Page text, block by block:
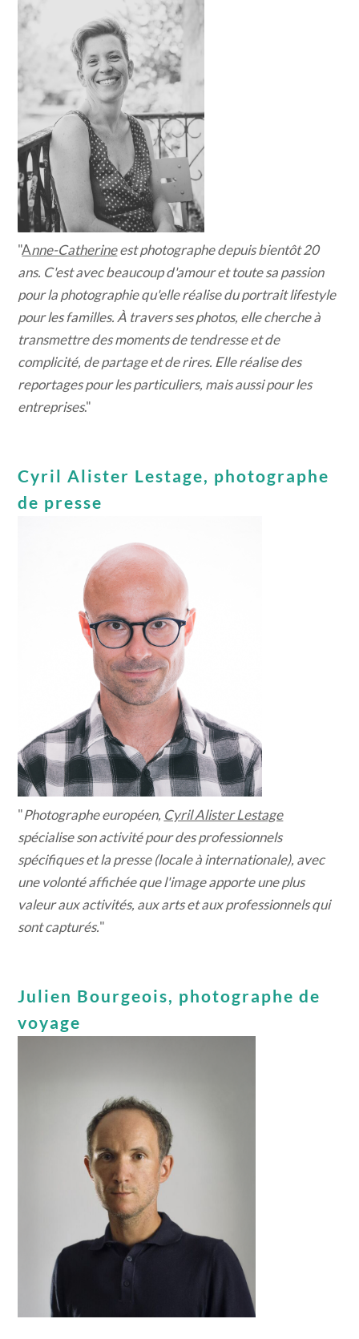
"Anne-Catherineest photographe depuis bientôt 20
ans. C'est avec beaucoup d'amour et toute sa passion
pour la photographie qu'elle réalise du portrait lifestyle
pour les familles. À travers ses photos, elle cherche à
transmettre des moments de tendresse et de
complicité, de partage et de rires. Elle réalise des
reportages pour les particuliers, mais aussi pour les
entreprises."
Cyril Alister Lestage, photographe
de presse
"Photographe européen, Cyril Alister Lestage
spécialise son activité pour des professionnels
spécifiques et la presse (locale à internationale), avec
une volonté affichée que l'image apporte une plus
valeur aux activités, aux arts et aux professionnels qui
sont capturés."
Julien Bourgeois, photographe de
voyage